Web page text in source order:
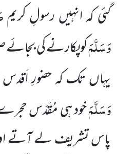
گئی کہ انہیں رسولِ کریم
وَسَلَّمَکوپکارنے کی بجائے
یہاں تک کہ حضورِ اَقدس
وَسَلَّمَخود ہی مُقَدّس
پاس تشریف لے آتے